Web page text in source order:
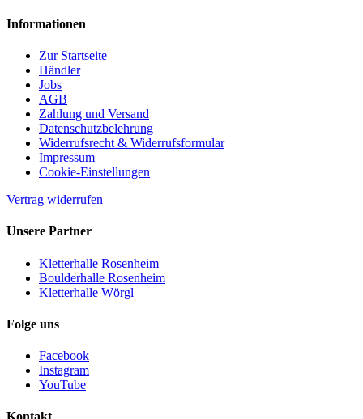
Informationen
Zur Startseite
Händler
Jobs
AGB
Zahlung und Versand
Datenschutzbelehrung
Widerrufsrecht & Widerrufsformular
Impressum
Cookie-Einstellungen
Vertrag widerrufen
Unsere Partner
Kletterhalle Rosenheim
Boulderhalle Rosenheim
Kletterhalle Wörgl
Folge uns
Facebook
Instagram
YouTube